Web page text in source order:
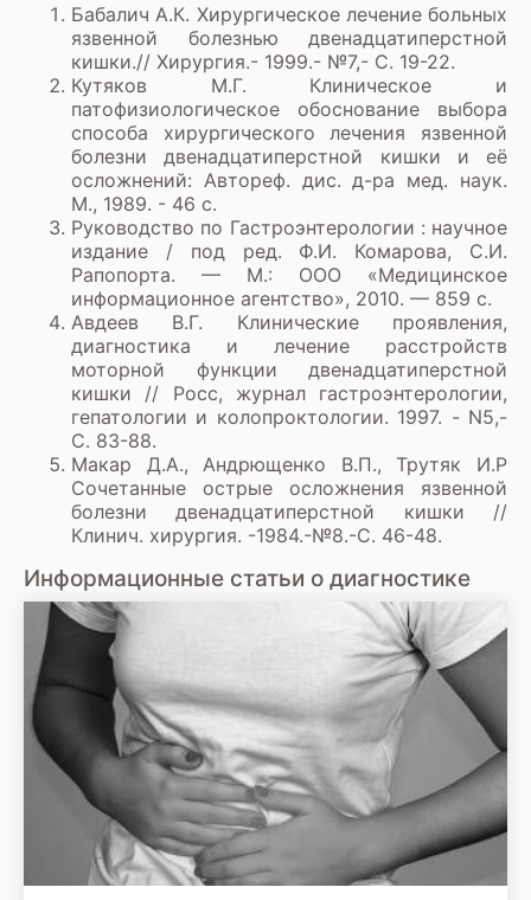
Бабалич А.К. Хирургическое лечение больных
язвенной болезнью двенадцатиперстной
кишки.// Хирургия.- 1999.- №7,- С. 19-22.
Кутяков М.Г. Клиническое и
патофизиологическое обоснование выбора
способа хирургического лечения язвенной
болезни двенадцатиперстной кишки и её
осложнений: Автореф. дис. д-ра мед. наук.
М., 1989. - 46 с.
Руководство по Гастроэнтерологии : научное
издание / под ред. Ф.И. Комарова, С.И.
Рапопорта. — М.: ООО «Медицинское
информационное агентство», 2010. — 859 с.
Авдеев В.Г. Клинические проявления,
диагностика и лечение расстройств
моторной функции двенадцатиперстной
кишки // Росс, журнал гастроэнтерологии,
гепатологии и колопроктологии. 1997. - N5,-
С. 83-88.
Макар Д.А., Андрющенко В.П., Трутяк И.Р
Сочетанные острые осложнения язвенной
болезни двенадцатиперстной кишки //
Клинич. хирургия. -1984.-№8.-С. 46-48.
Информационные статьи о диагностике